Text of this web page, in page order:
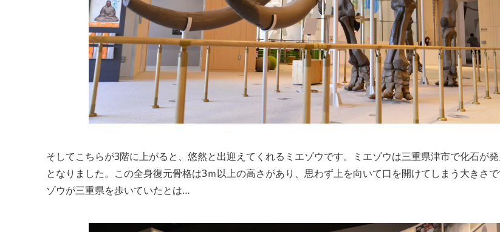
そしてこちらが3階に上がると、悠然と出迎えてくれるミエゾウです。ミエゾウは三重県津市で化石が
となりました。この全身復元骨格は3ｍ以上の高さがあり、思わず上を向いて口を開けてしまう大きさ
ゾウが三重県を歩いていたとは…